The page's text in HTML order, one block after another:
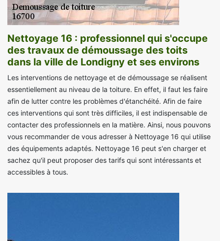
Nettoyage 16 : professionnel qui s'occupe
des travaux de démoussage des toits
dans la ville de Londigny et ses environs
Les interventions de nettoyage et de démoussage se réalisent
essentiellement au niveau de la toiture. En effet, il faut les faire
afin de lutter contre les problèmes d'étanchéité. Afin de faire
ces interventions qui sont très difficiles, il est indispensable de
contacter des professionnels en la matière. Ainsi, nous pouvons
vous recommander de vous adresser à Nettoyage 16 qui utilise
des équipements adaptés. Nettoyage 16 peut s'en charger et
sachez qu'il peut proposer des tarifs qui sont intéressants et
accessibles à tous.